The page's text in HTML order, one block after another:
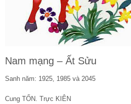
Nam mạng – Ất Sửu
Sanh năm: 1925, 1985 và 2045
Cung TỐN. Trực KIÊN